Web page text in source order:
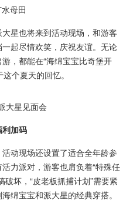
母田
星也将来到活动现场，和游客
起尽情欢笑，庆祝友谊。无论
，都能在“海绵宝宝比奇堡开
个夏天的回忆。
大星见面会
利加码
动现场还设置了适合全年龄参
力派对，游客也肩负着“特殊任
坏，“皮老板抓捕计划”需要紧
绵宝宝和派大星的经典穿搭。